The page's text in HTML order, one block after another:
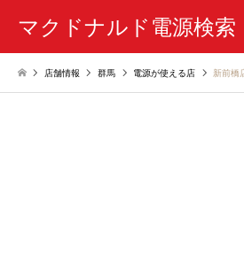
マクドナルド電源検索
店舗情報 群馬 電源が使える店 新前橋